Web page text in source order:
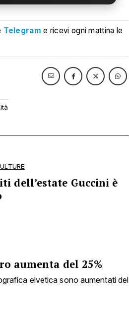
Telegram e ricevi ogni mattina le
dell’estate Guccini è
aumenta del 25%
elvetica sono aumentati del